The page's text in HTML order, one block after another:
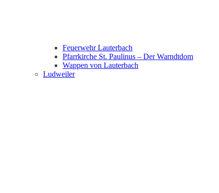
Feuerwehr Lauterbach
Pfarrkirche St. Paulinus – Der Warndtdom
Wappen von Lauterbach
Ludweiler